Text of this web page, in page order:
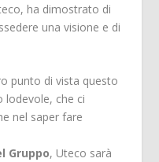
ha dimostrato di
una visione e di
punto di vista questo
lodevole, che ci
nel saper fare
Gruppo, Uteco sarà